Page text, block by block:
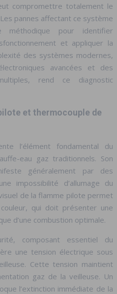
compromettre totalement le
pannes affectant ce système
méthodique pour identifier
et appliquer la
des systèmes modernes,
avancées et des
rend ce diagnostic
et thermocouple de
l’élément fondamental du
eau gaz traditionnels. Son
généralement par des
impossibilité d’allumage du
de la flamme pilote permet
qui doit présenter une
d’une combustion optimale.
composant essentiel du
une tension électrique sous
Cette tension maintient
gaz de la veilleuse. Un
l’extinction immédiate de la